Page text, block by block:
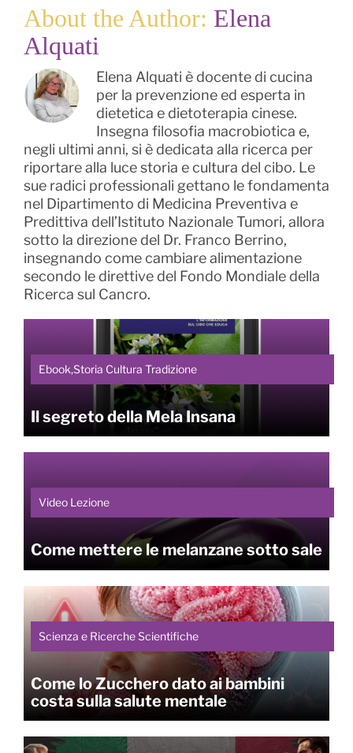
About the Author: Elena
Alquati
Elena Alquati è docente di cucina
per la prevenzione ed esperta in
dietetica e dietoterapia cinese.
Insegna filosofia macrobiotica e,
negli ultimi anni, si è dedicata alla ricerca per
riportare alla luce storia e cultura del cibo. Le
sue radici professionali gettano le fondamenta
nel Dipartimento di Medicina Preventiva e
Predittiva dell’Istituto Nazionale Tumori, allora
sotto la direzione del Dr. Franco Berrino,
insegnando come cambiare alimentazione
secondo le direttive del Fondo Mondiale della
Ricerca sul Cancro.
Ebook,Storia Cultura Tradizione
Il segreto della Mela Insana
Video Lezione
Come mettere le melanzane sotto sale
Scienza e Ricerche Scientifiche
Come lo Zucchero dato ai bambini
costa sulla salute mentale